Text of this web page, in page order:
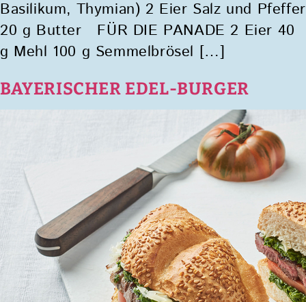
Basilikum, Thymian) 2 Eier Salz und Pfeffer
20 g Butter FÜR DIE PANADE 2 Eier 40
g Mehl 100 g Semmelbrösel […]
BAYERISCHER EDEL-BURGER